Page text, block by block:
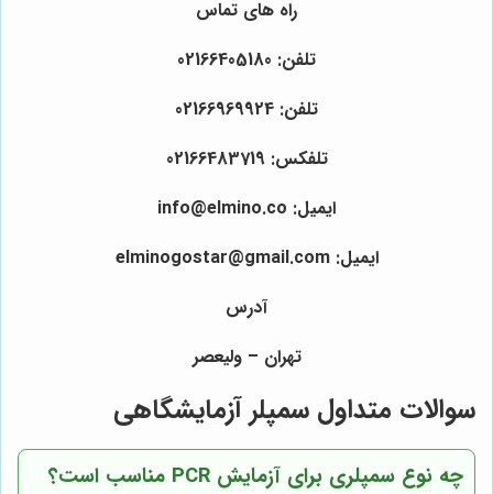
راه های تماس
تلفن: 02166405180
تلفن: 02166969924
تلفکس: 02166483719
ایمیل: info@elmino.co
ایمیل: elminogostar@gmail.com
آدرس
تهران – ولیعصر
سوالات متداول سمپلر آزمایشگاهی
چه نوع سمپلری برای آزمایش PCR مناسب است؟